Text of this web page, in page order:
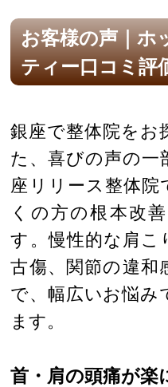
お客様の声｜ホ
ティー口コミ評
銀座で整体院をお
た、喜びの声の一
座リリース整体院
くの方の根本改
す。慢性的な肩こ
古傷、関節の違和
で、幅広いお悩み
ます。
首・肩の頭痛が楽